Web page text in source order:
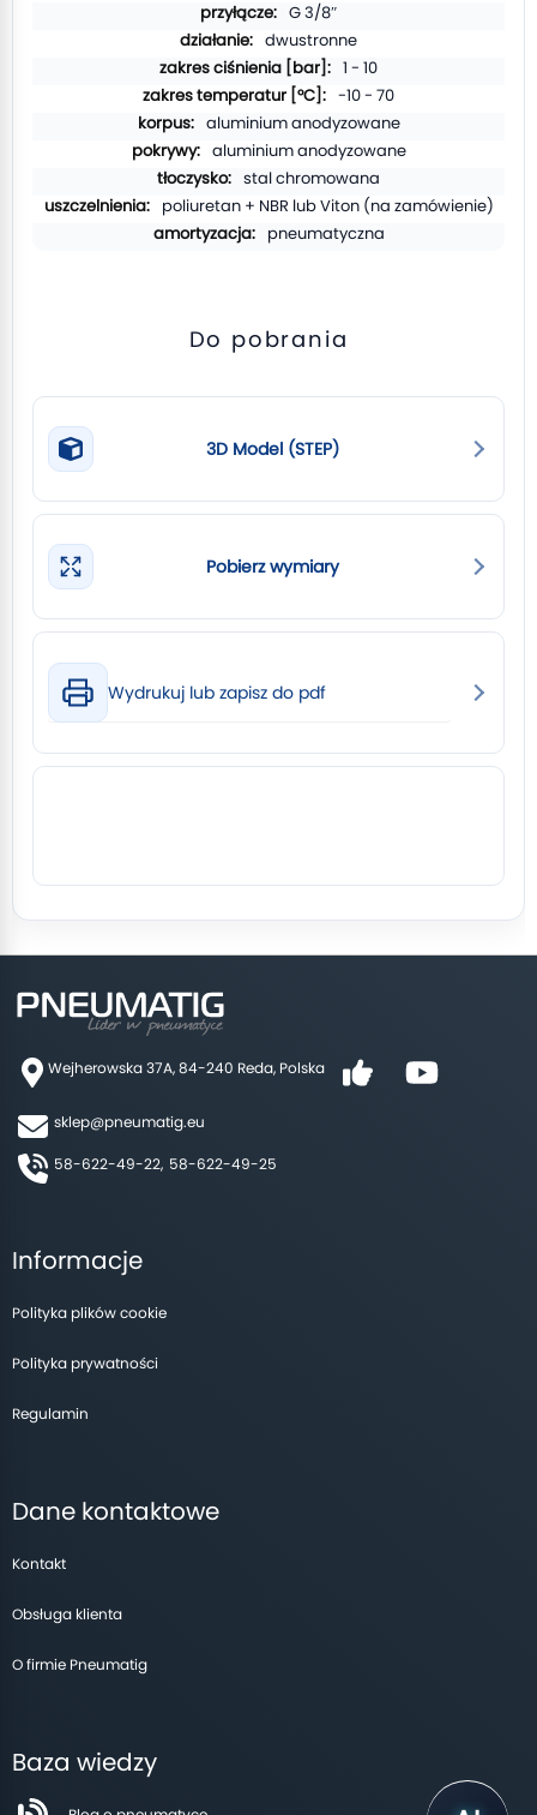
G 3/8″
dwustronne
1 - 10
-10 - 70
aluminium anodyzowane
aluminium anodyzowane
stal chromowana
poliuretan + NBR lub Viton (na zamówienie)
pneumatyczna
Do pobrania
3D Model (STEP)
Pobierz wymiary
Wydrukuj lub zapisz do pdf
Wejherowska 37A, 84-240 Reda, Polska
sklep@pneumatig.eu
58-622-49-22, 58-622-49-25
Informacje
Polityka plików cookie
Polityka prywatności
Regulamin
Dane kontaktowe
Kontakt
Obsługa klienta
O firmie Pneumatig
Baza wiedzy